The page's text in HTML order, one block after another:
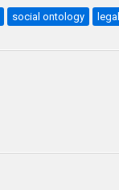
social ontology